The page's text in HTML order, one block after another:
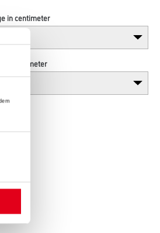
in centimeter
in centimeter